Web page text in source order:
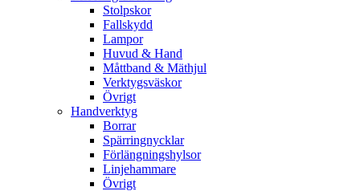
Stolpskor
Fallskydd
Lampor
Huvud & Hand
Måttband & Mäthjul
Verktygsväskor
Övrigt
Handverktyg
Borrar
Spärringnycklar
Förlängningshylsor
Linjehammare
Övrigt